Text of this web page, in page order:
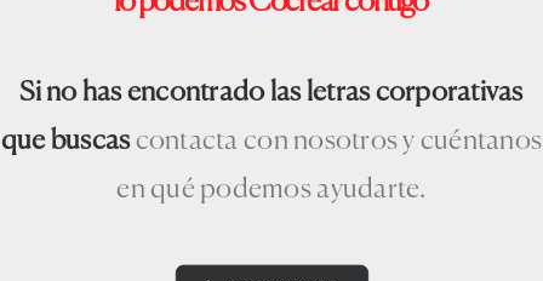
Si no has encontrado las letras corporativas
que buscascontacta con nosotros y cuéntanos
en qué podemos ayudarte.